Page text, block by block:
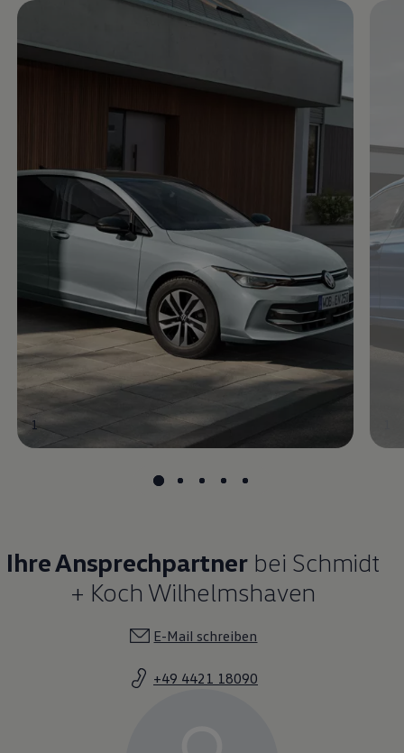
1
Ihre Ansprechpartnerbei Schmidt
+ Koch Wilhelmshaven
E-Mail schreiben
+49 4421 18090